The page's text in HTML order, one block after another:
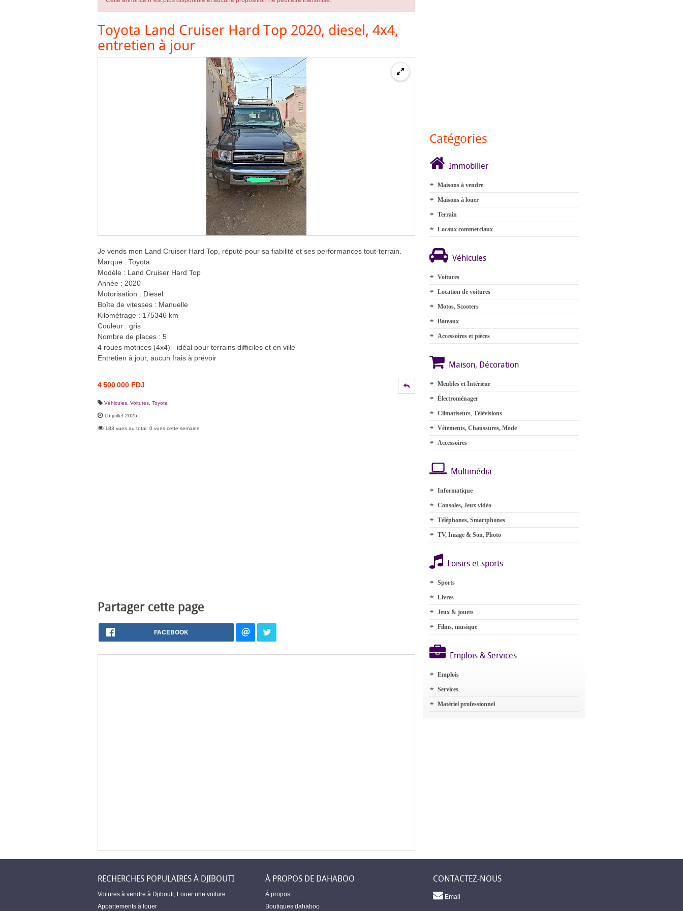
Toyota Land Cruiser Hard Top 2020, diesel, 4x4,
entretien à jour
Je vends mon Land Cruiser Hard Top, réputé pour sa fiabilité et ses performances tout-terrain.
Marque : Toyota
Modèle : Land Cruiser Hard Top
Année : 2020
Motorisation : Diesel
Boîte de vitesses : Manuelle
Kilométrage : 175346 km
Couleur : gris
Nombre de places : 5
4 roues motrices (4x4) - idéal pour terrains difficiles et en ville
Entretien à jour, aucun frais à prévoir
4 500 000 FDJ
Véhicules Voitures Toyota
15 juillet 2025
183 vues au total, 0 vues cette semaine
Partager cette page
FACEBOOK
Catégories
Immobilier
Maisons à vendre
Maisons à louer
Terrain
Locaux commerciaux
Véhicules
Voitures
Location de voitures
Motos, Scooters
Bateaux
Accessoires et pièces
Maison, Décoration
Meubles et Intérieur
Électroménager
Climatiseurs, Télévisions
Vêtements, Chaussures, Mode
Accessoires
Multimédia
Informatique
Consoles, Jeux vidéo
Téléphones, Smartphones
TV, Image & Son, Photo
Loisirs et sports
Sports
Livres
Jeux & jouets
Films, musique
Emplois & Services
Emplois
Services
Matériel professionnel
RECHERCHES POPULAIRES À DJIBOUTI
Voitures à vendre à Djibouti Louer une voiture
Appartements à louer
À PROPOS DE DAHABOO
À propos
Boutiques dahaboo
CONTACTEZ-NOUS
Email